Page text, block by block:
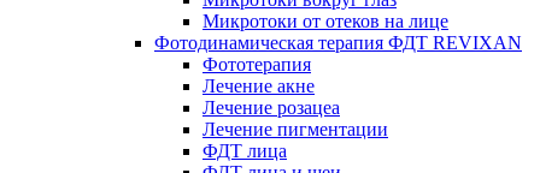
Микротоки от отеков на лице
Фотодинамическая терапия ФДТ REVIXAN
Фототерапия
Лечение акне
Лечение розацеа
Лечение пигментации
ФДТ лица